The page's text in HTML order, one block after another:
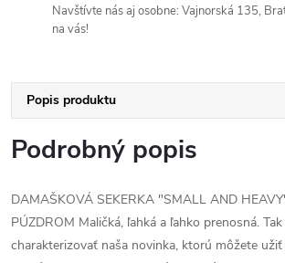
Navštívte nás aj osobne: Vajnorská 135,
na vás!
Popis produktu
Podrobný popis
DAMAŠKOVÁ SEKERKA "SMALL AND
PÚZDROM Maličká, ľahká a ľahko prenosná.
charakterizovať naša novinka, ktorú môžete užiť